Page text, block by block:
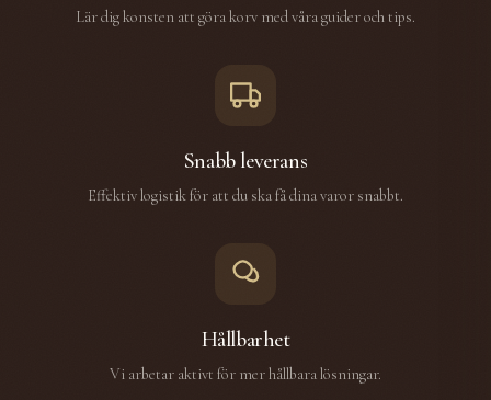
Lär dig konsten att göra korv med våra guider och tips.
Snabb leverans
Effektiv logistik för att du ska få dina varor snabbt.
Hållbarhet
Vi arbetar aktivt för mer hållbara lösningar.